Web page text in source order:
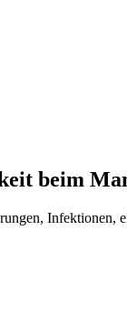
beim
Infektionen,